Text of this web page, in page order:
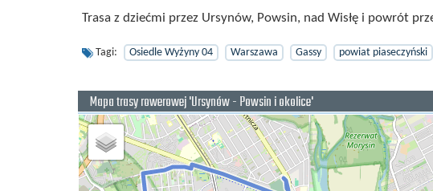
Trasa z dziećmi przez Ursynów, Powsin, nad Wisłę i powrót
Tagi: Osiedle Wyżyny 04 Warszawa Gassy powiat piaseczyński
Mapa trasy rowerowej 'Ursynów - Powsin i okolice'